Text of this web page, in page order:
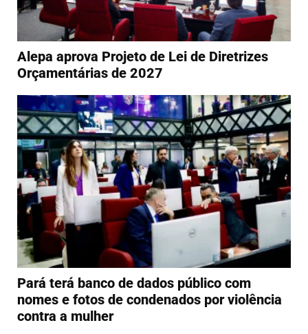
Alepa aprova Projeto de Lei de Diretrizes
Orçamentárias de 2027
Pará terá banco de dados público com
nomes e fotos de condenados por violência
contra a mulher